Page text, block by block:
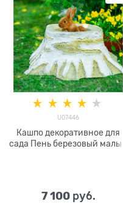
U07446
Кашпо декоративное для
сада Пень березовый малый
7 100 руб.